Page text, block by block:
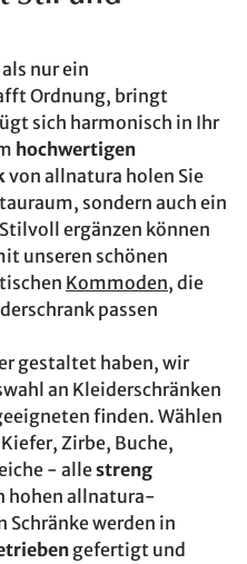
nur ein
Ordnung, bringt
sich harmonisch in Ihr
hochwertigen
von allnatura holen Sie
sondern auch ein
ergänzen können
unseren schönen
Kommoden, die
passen
gestaltet haben, wir
an Kleiderschränken
finden. Wählen
Zirbe, Buche,
- allestreng
hohen allnatura-
Schränke werden in
gefertigt und